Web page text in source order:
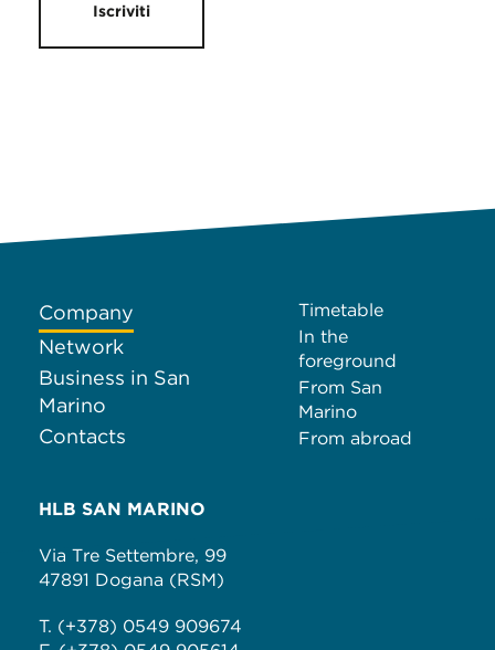
Iscriviti
Company
Network
Business in San
Marino
Contacts
Timetable
In the
foreground
From San
Marino
From abroad
HLB SAN MARINO
Via Tre Settembre, 99
47891 Dogana (RSM)
T. (+378) 0549 909674